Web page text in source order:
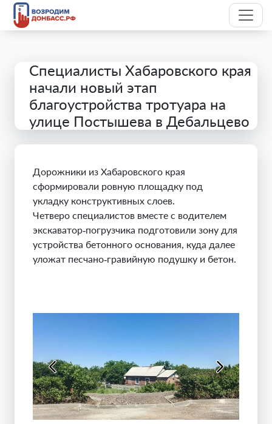
Специалисты Хабаровского края
начали новый этап
благоустройства тротуара на
улице Постышева в Дебальцево
Дорожники из Хабаровского края
сформировали ровную площадку под
укладку конструктивных слоев.
Четверо специалистов вместе с водителем
экскаватор‑погрузчика подготовили зону для
устройства бетонного основания, куда далее
уложат песчано‑гравийную подушку и бетон.